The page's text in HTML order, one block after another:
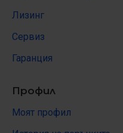
Лизинг
Сервиз
Гаранция
Профил
Моят профил